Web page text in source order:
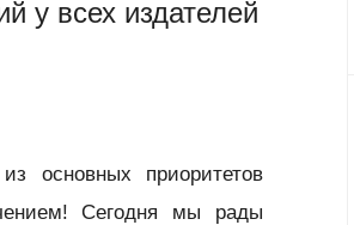
у всех издателей
основных приоритетов
Сегодня мы рады